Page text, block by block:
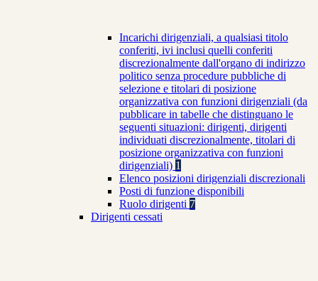
Incarichi dirigenziali, a qualsiasi titolo
conferiti, ivi inclusi quelli conferiti
discrezionalmente dall'organo di indirizzo
politico senza procedure pubbliche di
selezione e titolari di posizione
organizzativa con funzioni dirigenziali (da
pubblicare in tabelle che distinguano le
seguenti situazioni: dirigenti, dirigenti
individuati discrezionalmente, titolari di
posizione organizzativa con funzioni
dirigenziali) 1
Elenco posizioni dirigenziali discrezionali
Posti di funzione disponibili
Ruolo dirigenti 7
Dirigenti cessati